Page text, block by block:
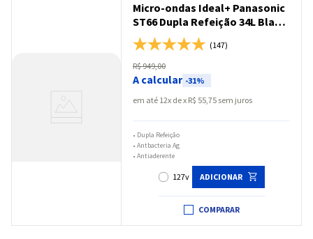
Micro-ondas Ideal+ Panasonic
ST66 Dupla Refeição 34L Black
Glass - NN-ST66NBRU
(147)
R$949,00
A calcular -31%
em até 12 x R$ 55,75 sem juros
• Dupla Refeição
• Antbacteria Ag
• Antiaderente
COMPARAR
127v ADICIONAR